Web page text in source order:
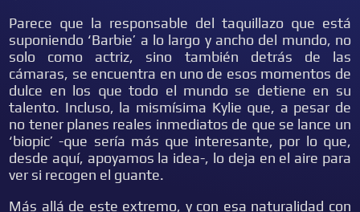
Parece que la responsable del taquillazo que está
suponiendo ‘Barbie’ a lo largo y ancho del mundo, no
solo como actriz, sino también detrás de las
cámaras, se encuentra en uno de esos momentos de
dulce en los que todo el mundo se detiene en su
talento. Incluso, la mismísima Kylie que, a pesar de
no tener planes reales inmediatos de que se lance un
‘biopic’ -que sería más que interesante, por lo que,
desde aquí, apoyamos la idea-, lo deja en el aire para
ver si recogen el guante.
Más allá de este extremo, y con esa naturalidad con